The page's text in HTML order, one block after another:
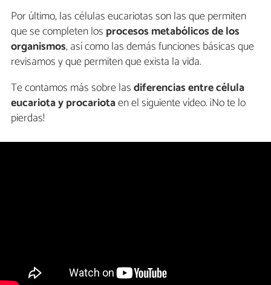
Por último, las células eucariotas son las que permiten
que se completen los procesos metabólicos de los
organismos, así como las demás funciones básicas que
revisamos y que permiten que exista la vida.
Te contamos más sobre lasdiferencias entre célula
eucariota y procariotaen el siguiente vídeo. ¡No te lo
pierdas!